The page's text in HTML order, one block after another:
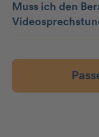
Muss ich den